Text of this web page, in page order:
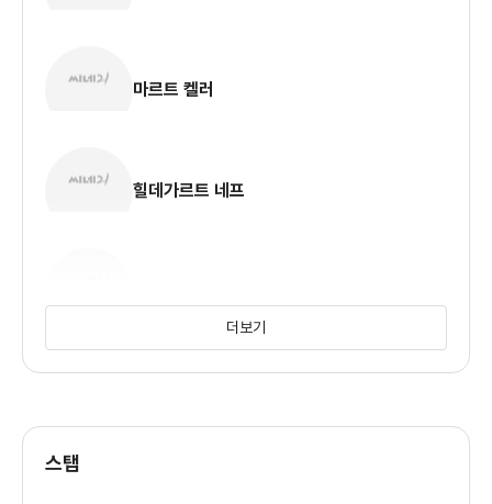
마르트 켈러
힐데가르트 네프
더보기
스탭